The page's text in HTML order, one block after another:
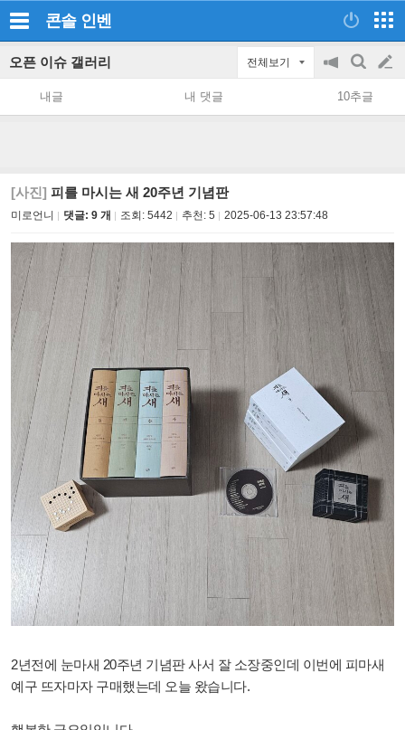
콘솔 인벤
오픈 이슈 갤러리 전체보기
공
지
on/off
검
색
글
쓰
내글 내 댓글 10추글
[사진] 피를 마시는 새 20주년 기념판
미로언니 댓글: 9 개 조회: 5442 추천: 5 2025-06-13 23:57:48
2년전에 눈마새 20주년 기념판 사서 잘 소장중인데 이번에 피마새
예구 뜨자마자 구매했는데 오늘 왔습니다.